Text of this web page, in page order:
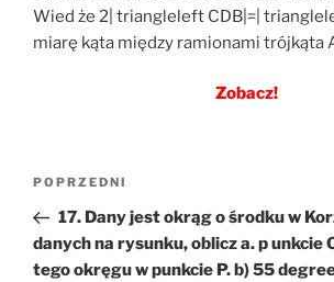
Wied że 2| triangleleft CDB|=|
miarę kąta między ramionami trójkąta
Zobacz!
Nawigacja
Poprzedni
wpis
POPRZEDNI
17. Dany jest okrąg o środku w
danych na rysunku, oblicz a. p unkcie
tego okręgu w punkcie P. b) 55